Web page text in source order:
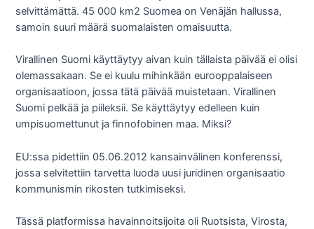
selvittämättä. 45 000 km2 Suomea on Venäjän hallussa,
samoin suuri määrä suomalaisten omaisuutta.
Virallinen Suomi käyttäytyy aivan kuin tällaista päivää ei olisi
olemassakaan. Se ei kuulu mihinkään eurooppalaiseen
organisaatioon, jossa tätä päivää muistetaan. Virallinen
Suomi pelkää ja piileksii. Se käyttäytyy edelleen kuin
umpisuomettunut ja finnofobinen maa. Miksi?
EU:ssa pidettiin 05.06.2012 kansainvälinen konferenssi,
jossa selvitettiin tarvetta luoda uusi juridinen organisaatio
kommunismin rikosten tutkimiseksi.
Tässä platformissa havainnoitsijoita oli Ruotsista, Virosta,